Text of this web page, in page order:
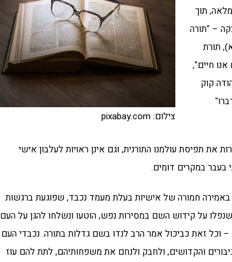
צילום: pixabay.com
מלאה, תוך
– "תורה
תורת
חיים",
קוק
את תפיסת עולמנו התורנית, וגם אינן ראויות לעלבון אישי
בעבר במקרים דומים.
חמורה של אישיות בעלת מעמד נכבד, שפוגעת ברגשות
על קידוש השם במסירות נפש, הוטעו ונשלחו להגן על העם
וכל זאת כביכול אמר הרב לנדו בשם גדלות בתורה. נכבדי העם
והקדושים, ולחבק ולנחם את משפחותיהם, לתת להם עוז